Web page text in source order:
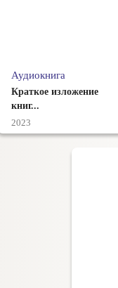
Аудиокнига
Краткое изложение
книг...
2023